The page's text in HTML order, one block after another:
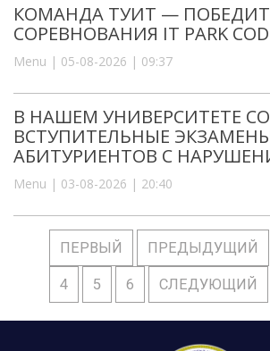
КОМАНДА ТУИТ —
СОРЕВНОВАНИЯ IT PARK
Menu | 05-08-2026 | 09:37
В НАШЕМ УНИВЕРСИТЕТЕ
ВСТУПИТЕЛЬНЫЕ
АБИТУРИЕНТОВ С
Menu | 03-08-2026 | 20:40
ПЕРВЫЙ ПРЕДЫДУЩИЙ
4 5 6 СЛЕДУЮЩИЙ